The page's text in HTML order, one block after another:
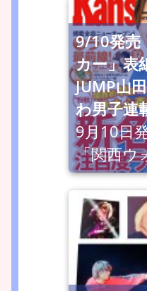
9/10発売
カー」表
JUMP山
わ男子連
9月10日
「関西ウ